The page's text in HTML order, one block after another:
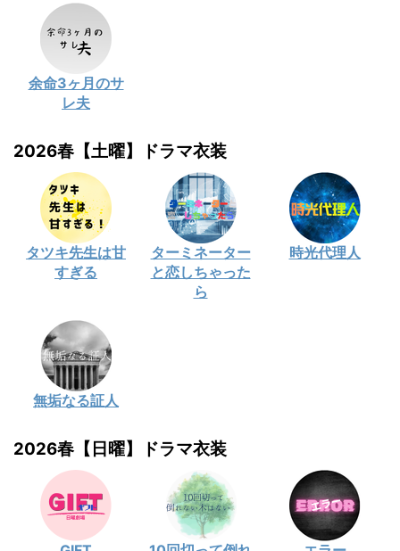
余命3ヶ月のサ
レ夫
2026春【土曜】ドラマ衣装
タツキ先生は甘
すぎる
ターミネーター
と恋しちゃった
ら
時光代理人
無垢なる証人
2026春【日曜】ドラマ衣装